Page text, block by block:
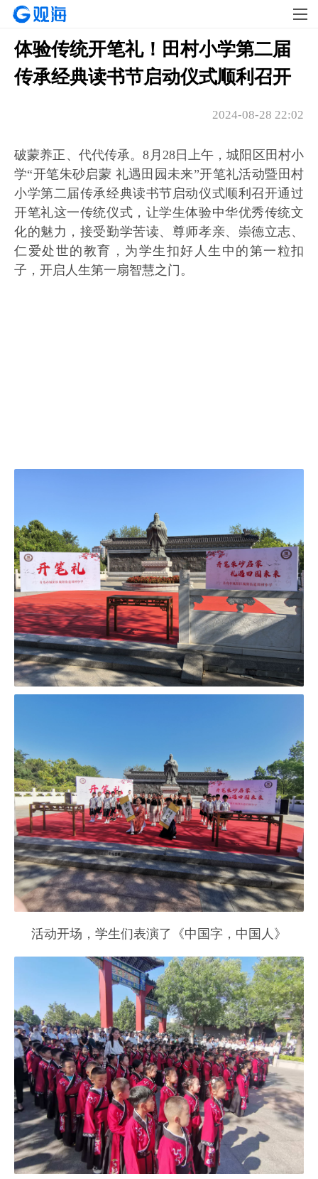
体验传统开笔礼！田村小学第二届
传承经典读书节启动仪式顺利召开
2024-08-28 22:02
破蒙养正、代代传承。8月28日上午，城阳区田村小
学“开笔朱砂启蒙 礼遇田园未来”开笔礼活动暨田村
小学第二届传承经典读书节启动仪式顺利召开通过
开笔礼这一传统仪式，让学生体验中华优秀传统文
化的魅力，接受勤学苦读、尊师孝亲、崇德立志、
仁爱处世的教育，为学生扣好人生中的第一粒扣
子，开启人生第一扇智慧之门。
活动开场，学生们表演了《中国字，中国人》